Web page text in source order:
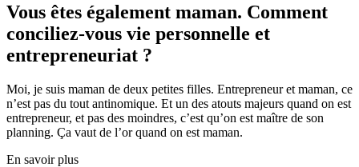
Vous êtes également maman. Comment
conciliez-vous vie personnelle et
entrepreneuriat ?
Moi, je suis maman de deux petites filles. Entrepreneur et maman, ce
n’est pas du tout antinomique. Et un des atouts majeurs quand on est
entrepreneur, et pas des moindres, c’est qu’on est maître de son
planning. Ça vaut de l’or quand on est maman.
En savoir plus